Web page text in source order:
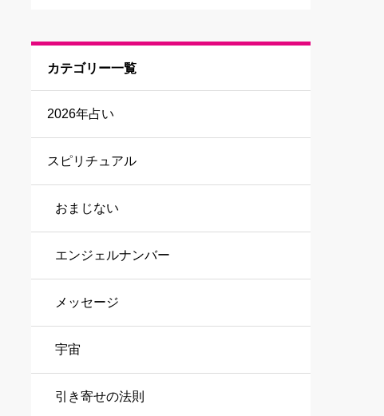
カテゴリー一覧
2026年占い
スピリチュアル
おまじない
エンジェルナンバー
メッセージ
宇宙
引き寄せの法則